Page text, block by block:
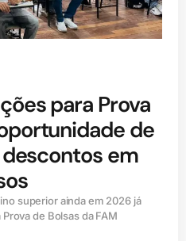
para Prova
de
em
superior ainda em 2026 já
de Bolsas da FAM